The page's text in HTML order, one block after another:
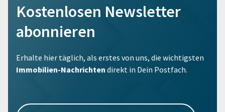
Kostenlosen Newsletter
abonnieren
Erhalte hier täglich, als erstes von uns, die wichtigsten
Immobilien-Nachrichten direkt in Dein Postfach.